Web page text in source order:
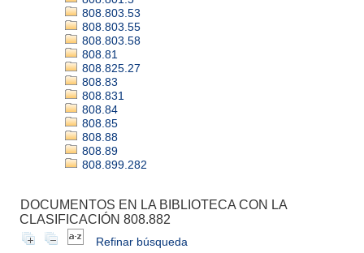
808.803.53
808.803.55
808.803.58
808.81
808.825.27
808.83
808.831
808.84
808.85
808.88
808.89
808.899.282
DOCUMENTOS EN LA BIBLIOTECA CON LA
CLASIFICACIÓN 808.882
Refinar búsqueda